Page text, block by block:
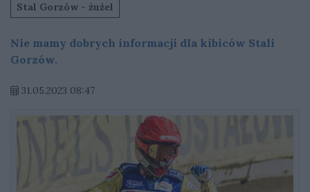
Stal Gorzów - żużel
Nie mamy dobrych informacji dla kibiców Stali
Gorzów.
31.05.2023 08:47